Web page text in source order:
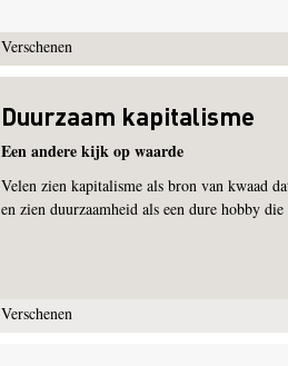
Verschenen
Duurzaam kapitalisme
Een andere kijk op waarde
Velen zien kapitalisme als bron van kwaad
en zien duurzaamheid als een dure hobby
Verschenen